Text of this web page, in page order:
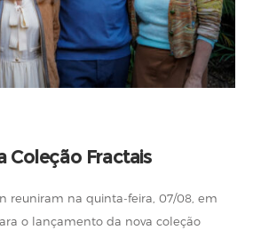
Coleção Fractais
reuniram na quinta-feira, 07/08, em
o lançamento da nova coleção